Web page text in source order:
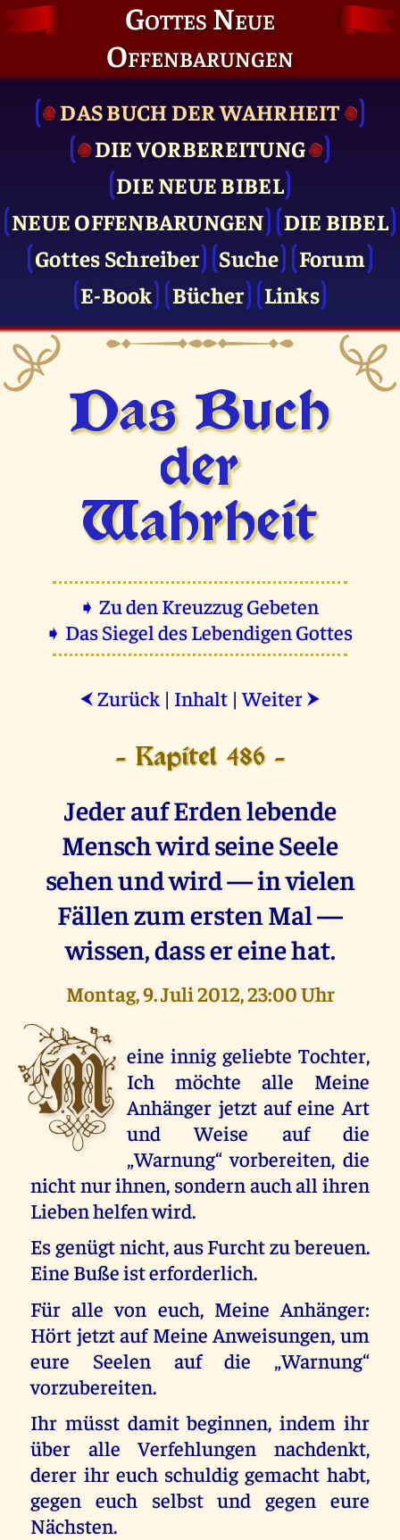
Gottes Neue
Offenbarungen
DAS BUCH DER WAHRHEIT
DIE VOR­BEREITUNG
DIE NEUE BIBEL
NEUE OFFENBARUNGEN
DIE BIBEL
Gottes Schreiber
Suche
Forum
E-Book
Bücher Links
Das Buch
der
Wahrheit
➧ Zu den Kreuzzug Gebeten
➧ Das Siegel des Lebendigen Gottes
⮜ Zurück | Inhalt |Weiter ⮞
- Kapitel 486 -
Jeder auf Erden lebende
Mensch wird seine Seele
sehen und wird — in vielen
Fällen zum ersten Mal —
wissen, dass er eine hat.
Montag, 9. Juli 2012, 23:00 Uhr
M eine innig geliebte Tochter,
Ich möchte alle Meine
Anhänger jetzt auf eine Art
und Weise auf die
„Warnung“ vorbereiten, die
nicht nur ihnen, sondern auch all ihren
Lieben helfen wird.
Es genügt nicht, aus Furcht zu bereuen.
Eine Buße ist erforderlich.
Für alle von euch, Meine Anhänger:
Hört jetzt auf Meine Anweisungen, um
eure Seelen auf die „Warnung“
vorzubereiten.
Ihr müsst damit beginnen, indem ihr
über alle Verfehlungen nachdenkt,
derer ihr euch schuldig gemacht habt,
gegen euch selbst und gegen eure
Nächsten.